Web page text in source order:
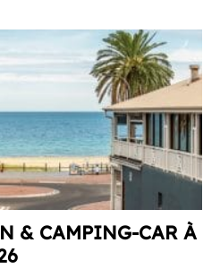
& CAMPING-CAR À